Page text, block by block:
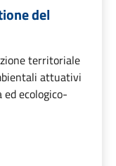
del
territoriale
attuativi
ecologico-